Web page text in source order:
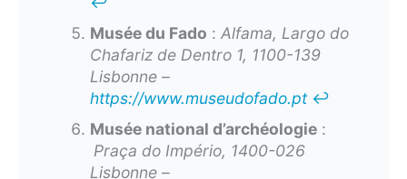
Musée du Fado : Alfama, Largo do
Chafariz de Dentro 1, 1100-139
Lisbonne–
https://www.museudofado.pt ↩︎
Musée national d’archéologie:
Praça do Império, 1400-026
Lisbonne–